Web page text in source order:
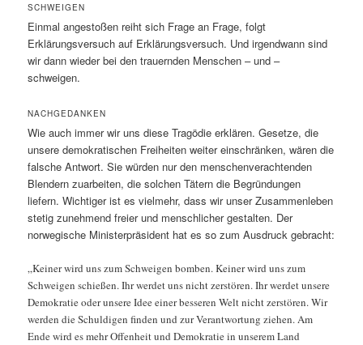
SCHWEIGEN
Einmal angestoßen reiht sich Frage an Frage, folgt
Erklärungsversuch auf Erklärungsversuch. Und irgendwann sind
wir dann wieder bei den trauernden Menschen – und –
schweigen.
NACHGEDANKEN
Wie auch immer wir uns diese Tragödie erklären. Gesetze, die
unsere demokratischen Freiheiten weiter einschränken, wären die
falsche Antwort. Sie würden nur den menschenverachtenden
Blendern zuarbeiten, die solchen Tätern die Begründungen
liefern. Wichtiger ist es vielmehr, dass wir unser Zusammenleben
stetig zunehmend freier und menschlicher gestalten. Der
norwegische Ministerpräsident hat es so zum Ausdruck gebracht:
„Keiner wird uns zum Schweigen bomben. Keiner wird uns zum
Schweigen schießen. Ihr werdet uns nicht zerstören. Ihr werdet unsere
Demokratie oder unsere Idee einer besseren Welt nicht zerstören. Wir
werden die Schuldigen finden und zur Verantwortung ziehen. Am
Ende wird es mehr Offenheit und Demokratie in unserem Land